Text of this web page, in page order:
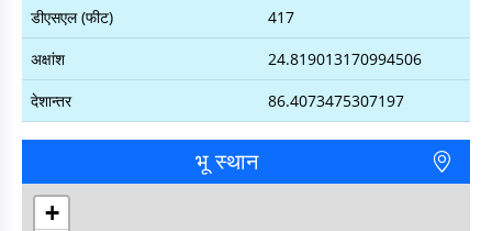
डीएसएल (फीट)
417
अक्षांश
24.819013170994506
देशान्तर
86.4073475307197
भू स्थान
+